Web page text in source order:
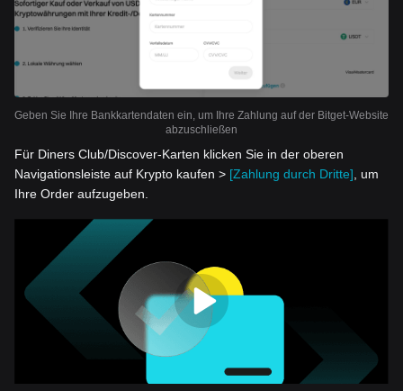
Geben Sie Ihre Bankkartendaten ein, um Ihre Zahlung auf der Bitget-Website
abzuschließen
Für Diners Club/Discover-Karten klicken Sie in der oberen
Navigationsleiste auf Krypto kaufen > [Zahlung durch Dritte], um
Ihre Order aufzugeben.